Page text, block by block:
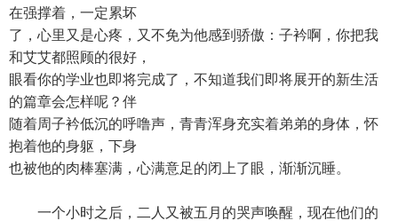
在强撑着，一定累坏
了，心里又是心疼，又不免为他感到骄傲：子衿啊，你把我
和艾艾都照顾的很好，
眼看你的学业也即将完成了，不知道我们即将展开的新生活
的篇章会怎样呢？伴
随着周子衿低沉的呼噜声，青青浑身充实着弟弟的身体，怀
抱着他的身躯，下身
也被他的肉棒塞满，心满意足的闭上了眼，渐渐沉睡。
一个小时之后，二人又被五月的哭声唤醒，现在他们的